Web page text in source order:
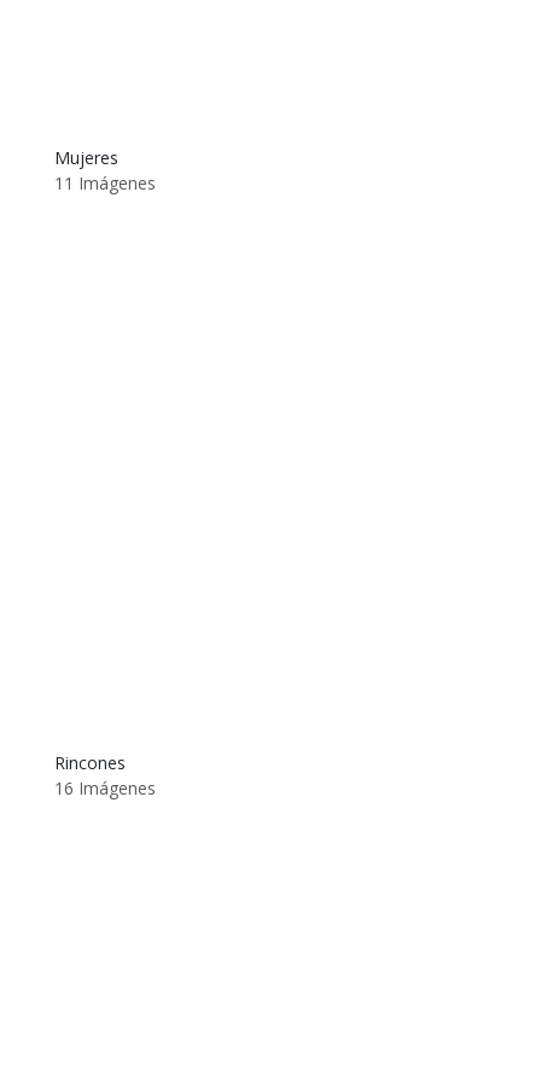
Mujeres
11 Imágenes
Rincones
16 Imágenes